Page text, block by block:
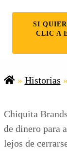
SI
CLIC A
» Historias »
Chiquita
de dinero para
lejos de